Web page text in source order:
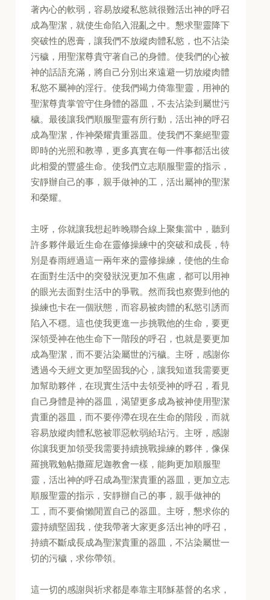
著內心的軟弱，容易放縱私慾就很難活出神的呼召
成為聖潔，就使生命陷入混亂之中。懇求聖靈降下
突破性的恩膏，讓我們不放縱肉體私慾，也不沾染
污穢，用聖潔尊貴守著自己的身體。使我們的心被
神的話語充滿，將自己分別出來遠避一切放縱肉體
私慾不屬神的淫行。使我們竭力倚靠聖靈，用神的
聖潔尊貴掌管守住身體的器皿，不去沾染到屬世污
穢。最後讓我們順服聖靈有所行動，活出神的呼召
成為聖潔，作神榮耀貴重器皿。使我們不棄絕聖靈
即時的光照和教導，更多真實在每一件事都活出彼
此相愛的豐盛生命。使我們立志順服聖靈的指示，
安靜辦自己的事，親手做神的工，活出屬神的聖潔
和榮耀。
主呀，你就讓我想起昨晚聯合線上聚集當中，聽到
許多夥伴最近生命在靈修操練中的突破和成長，特
別是春雨經過這一兩年來的靈修操練，使他的生命
在面對生活中的突發狀況更加不焦慮，都可以用神
的眼光去面對生活中的爭戰。然而我也察覺到他的
操練也卡在一個狀態，而容易被肉體的私慾引誘而
陷入不穩。這也使我更進一步挑戰他的生命，要更
深領受神在他生命下一階段的呼召，也就是要更加
成為聖潔，而不要沾染屬世的污穢。主呀，感謝你
透過今天經文更加堅固我的心，讓我知道我需要更
加幫助夥伴，在現實生活中去領受神的呼召，看見
自己身體是神的器皿，渴望更多成為被神使用聖潔
貴重的器皿，而不要停滯在現在生命的階段，而就
容易放縱肉體私慾被罪惡軟弱給玷污。主呀，感謝
你讓我更加領受我需要持續挑戰操練的夥伴，像保
羅挑戰勉帖撒羅尼迦教會一樣，能夠更加順服聖
靈，活出神的呼召成為聖潔貴重的器皿，更加立志
順服聖靈的指示，安靜辦自己的事，親手做神的
工，而不要偷懶閒置自己的器皿。主呀，懇求你的
靈持續堅固我，使我帶著大家更多活出神的呼召，
持續不斷成長成為聖潔貴重的器皿，不沾染屬世一
切的污穢，求你帶領。
這一切的感謝與祈求都是奉靠主耶穌基督的名求，